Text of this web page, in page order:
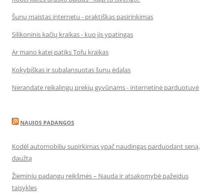
Šunų maistas internetu - praktiškas pasirinkimas
Silikoninis kačių kraikas - kuo jis ypatingas
Ar mano katei patiks Tofu kraikas
Kokybiškas ir subalansuotas šunų ėdalas
Nerandate reikalingų prekių gyvūnams - internetinė parduotuvė
NAUJOS PADANGOS
Kodėl automobilių supirkimas ypač naudingas parduodant seną,
daužtą
Žieminių padangų reikšmės – Nauda ir atsakomybė pažeidus
taisykles